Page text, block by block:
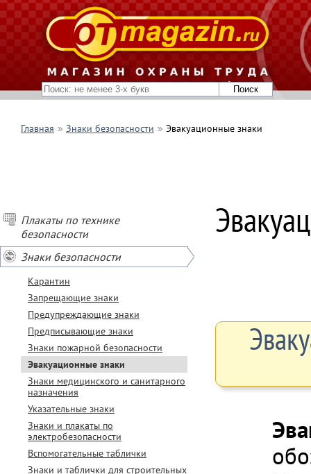
Главная Знаки безопасности Эвакуационные знаки
Плакаты по технике
безопасности
Знаки безопасности
Карантин
Запрещающие знаки
Предупреждающие знаки
Предписывающие знаки
Знаки пожарной безопасности
Эвакуационные знаки
Знаки медицинского и санитарного
назначения
Указательные знаки
Знаки и плакаты по
электробезопасности
Вспомогательные таблички
Знаки и таблички для строительных